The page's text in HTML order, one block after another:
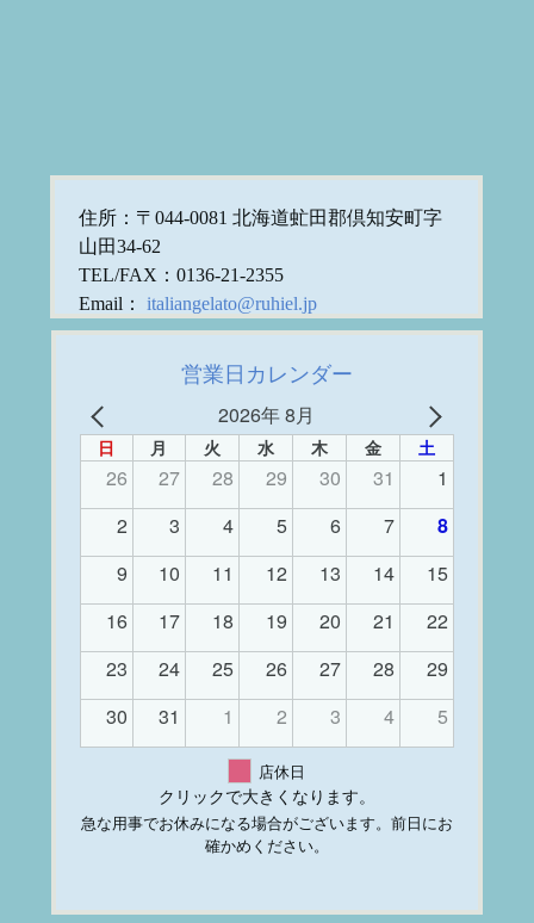
住所：〒044-0081 北海道虻田郡倶知安町字
山田34-62
TEL/FAX：0136-21-2355
Email：italiangelato@ruhiel.jp
営業日カレンダー
2026年 8月
日 月 火 水 木 金 土
26 27 28 29 30 31
1
2
3 4 5 6 7
8
9
10 11 12 13 14
15
16
17 18 19 20 21
22
23
24 25 26 27 28
29
30
31 1 2 3 4 5
店休日
クリックで大きくなります。
急な用事でお休みになる場合がございます。前日にお
確かめください。